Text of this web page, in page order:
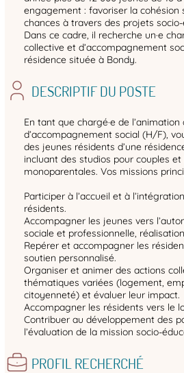
engagement : favoriser la cohésion
chances à travers des projets
Dans ce cadre, il recherche un·e
collective et d’accompagnement
résidence située à Bondy.
DESCRIPTIF DU POSTE
En tant que chargé·e de
d’accompagnement social (H/F),
des jeunes résidents d’une
incluant des studios pour couples
monoparentales. Vos missions
Participer à l’accueil et à
résidents.
Accompagner les jeunes vers
sociale et professionnelle,
Repérer et accompagner les
soutien personnalisé.
Organiser et animer des actions
thématiques variées (logement,
citoyenneté) et évaluer leur impact.
Accompagner les résidents vers le
Contribuer au développement des
l’évaluation de la mission socio-
PROFIL RECHERCHÉ